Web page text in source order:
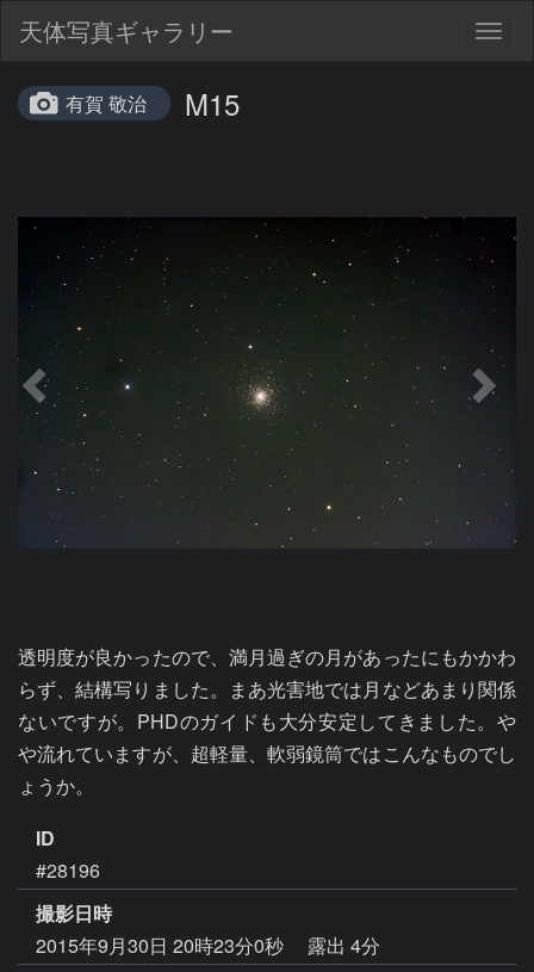
天体写真ギャラリー
有賀 敬治 M15
透明度が良かったので、満月過ぎの月があったにもかかわ
らず、結構写りました。まあ光害地では月などあまり関係
ないですが。PHDのガイドも大分安定してきました。や
や流れていますが、超軽量、軟弱鏡筒ではこんなものでし
ょうか。
ID
#28196
撮影日時
2015年9月30日 20時23分0秒
露出 4分